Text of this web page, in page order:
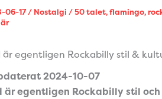
06-17/ Nostalgi /50 talet,flamingo,
är egentligen Rockabilly stil &
2024-10-07
är egentligen Rockabilly stil